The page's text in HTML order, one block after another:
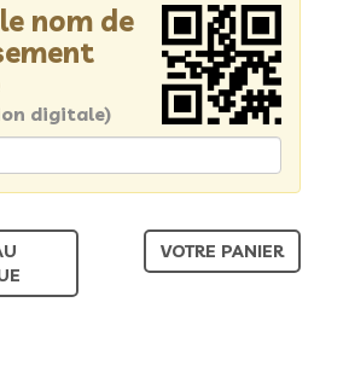
nom de
digitale)
VOTRE PANIER